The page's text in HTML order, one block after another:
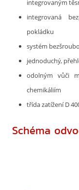
integrovaným
integrovaná
pokládku
systém
jednoduchý,
odolným vůči
chemikáliím
třída zatížení D
Schéma